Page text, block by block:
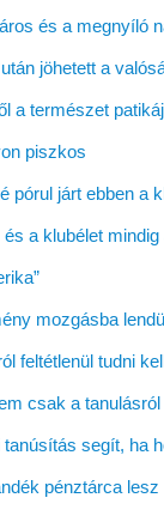
és a megnyíló
jöhetett a
a természet
piszkos
pórul járt ebben a
a klubélet
mozgásba
feltétlenül tudni
csak a
tanúsítás segít, ha
pénztárca lesz